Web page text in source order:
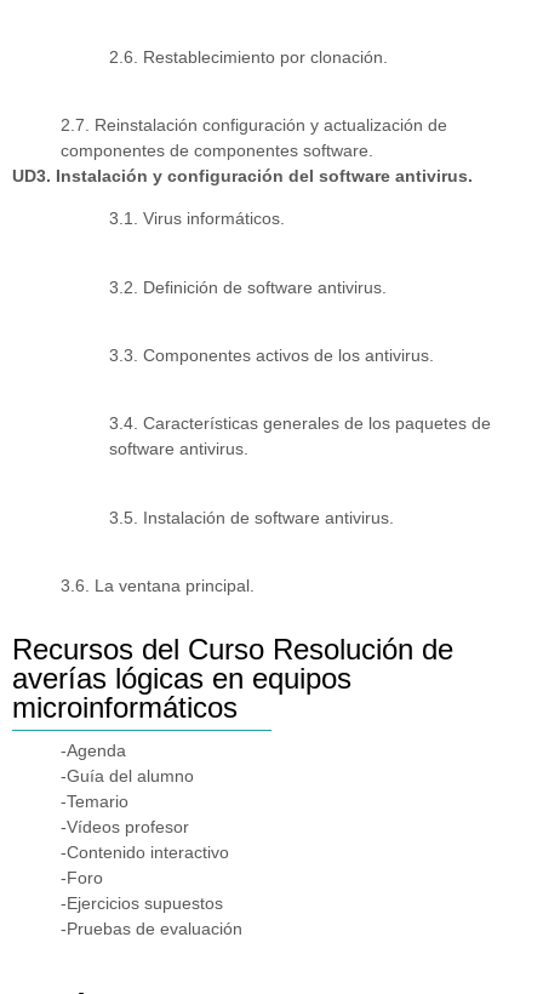
2.6. Restablecimiento por clonación.
2.7. Reinstalación configuración y actualización de
componentes de componentes software.
UD3. Instalación y configuración del software antivirus.
3.1. Virus informáticos.
3.2. Definición de software antivirus.
3.3. Componentes activos de los antivirus.
3.4. Características generales de los paquetes de
software antivirus.
3.5. Instalación de software antivirus.
3.6. La ventana principal.
Recursos del Curso Resolución de
averías lógicas en equipos
microinformáticos
-Agenda
-Guía del alumno
-Temario
-Vídeos profesor
-Contenido interactivo
-Foro
-Ejercicios supuestos
-Pruebas de evaluación